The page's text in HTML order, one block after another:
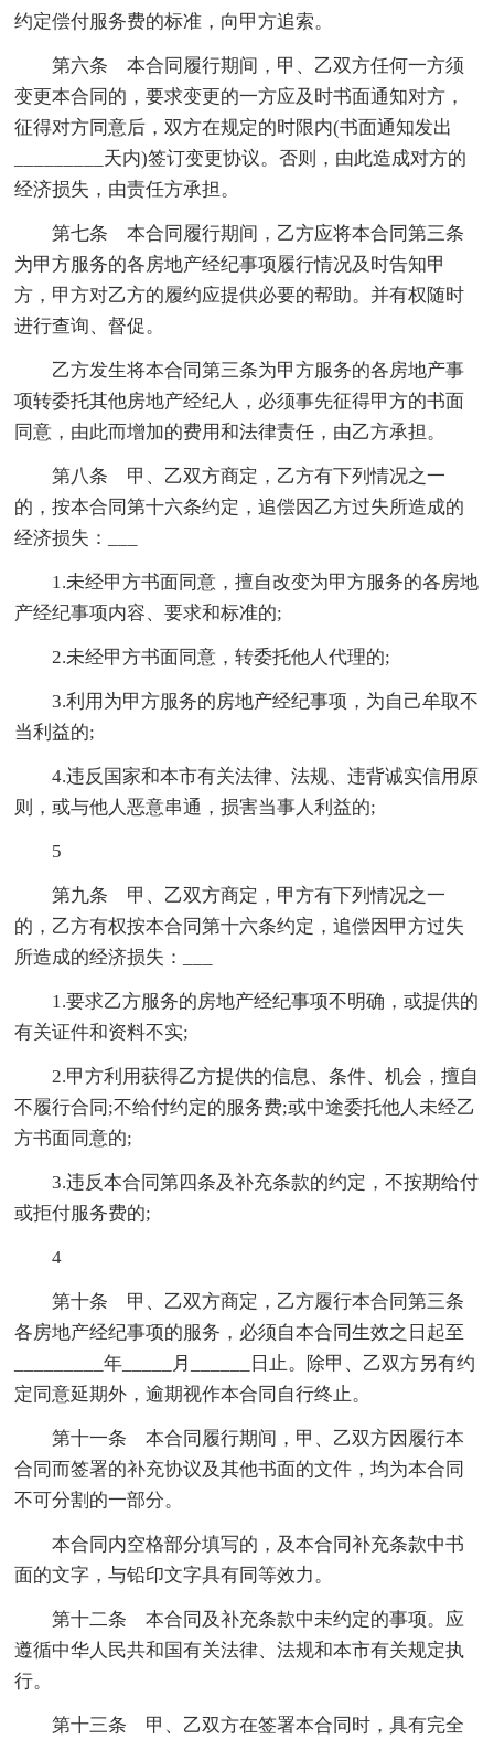
约定偿付服务费的标准，向甲方追索。
第六条 本合同履行期间，甲、乙双方任何一方须
变更本合同的，要求变更的一方应及时书面通知对方，
征得对方同意后，双方在规定的时限内(书面通知发出
_________天内)签订变更协议。否则，由此造成对方的
经济损失，由责任方承担。
第七条 本合同履行期间，乙方应将本合同第三条
为甲方服务的各房地产经纪事项履行情况及时告知甲
方，甲方对乙方的履约应提供必要的帮助。并有权随时
进行查询、督促。
乙方发生将本合同第三条为甲方服务的各房地产事
项转委托其他房地产经纪人，必须事先征得甲方的书面
同意，由此而增加的费用和法律责任，由乙方承担。
第八条 甲、乙双方商定，乙方有下列情况之一
的，按本合同第十六条约定，追偿因乙方过失所造成的
经济损失：___
1.未经甲方书面同意，擅自改变为甲方服务的各房地
产经纪事项内容、要求和标准的;
2.未经甲方书面同意，转委托他人代理的;
3.利用为甲方服务的房地产经纪事项，为自己牟取不
当利益的;
4.违反国家和本市有关法律、法规、违背诚实信用原
则，或与他人恶意串通，损害当事人利益的;
5
第九条 甲、乙双方商定，甲方有下列情况之一
的，乙方有权按本合同第十六条约定，追偿因甲方过失
所造成的经济损失：___
1.要求乙方服务的房地产经纪事项不明确，或提供的
有关证件和资料不实;
2.甲方利用获得乙方提供的信息、条件、机会，擅自
不履行合同;不给付约定的服务费;或中途委托他人未经乙
方书面同意的;
3.违反本合同第四条及补充条款的约定，不按期给付
或拒付服务费的;
4
第十条 甲、乙双方商定，乙方履行本合同第三条
各房地产经纪事项的服务，必须自本合同生效之日起至
_________年_____月______日止。除甲、乙双方另有约
定同意延期外，逾期视作本合同自行终止。
第十一条 本合同履行期间，甲、乙双方因履行本
合同而签署的补充协议及其他书面的文件，均为本合同
不可分割的一部分。
本合同内空格部分填写的，及本合同补充条款中书
面的文字，与铅印文字具有同等效力。
第十二条 本合同及补充条款中未约定的事项。应
遵循中华人民共和国有关法律、法规和本市有关规定执
行。
第十三条 甲、乙双方在签署本合同时，具有完全